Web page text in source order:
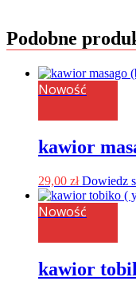
Podobne
Nowość
kawior
29,00 zł Dowiedz
Nowość
kawior